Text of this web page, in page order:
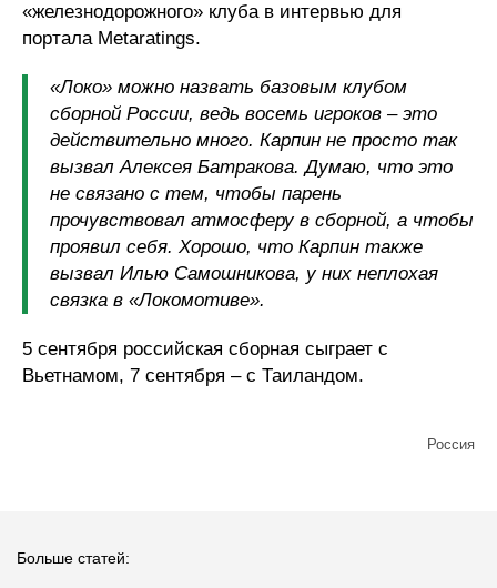
«железнодорожного» клуба в интервью для
портала Metaratings.
«Локо» можно назвать базовым клубом
сборной России, ведь восемь игроков – это
действительно много. Карпин не просто так
вызвал Алексея Батракова. Думаю, что это
не связано с тем, чтобы парень
прочувствовал атмосферу в сборной, а чтобы
проявил себя. Хорошо, что Карпин также
вызвал Илью Самошникова, у них неплохая
связка в «Локомотиве».
5 сентября российская сборная сыграет с
Вьетнамом, 7 сентября – с Таиландом.
Россия
Больше статей: